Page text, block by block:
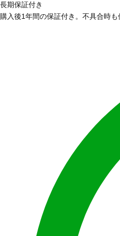
長期保証付き
購入後1年間の保証付き。不具合時